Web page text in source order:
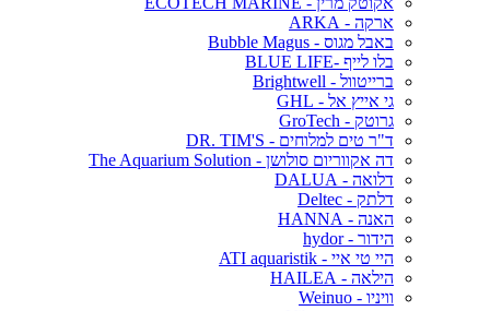
ארקה - ARKA
באבל מגוס - Bubble Magus
בלו לייף -BLUE LIFE
ברייטוול - Brightwell
גי אייץ אל - GHL
גרוטק - GroTech
ד"ר טים למלוחים - DR. TIM'S
דה אקווריום סולושן - The Aquarium Solution
דלואה - DALUA
דלתק - Deltec
האנה - HANNA
הידור - hydor
היי טי איי - ATI aquaristik
הילאה - HAILEA
וויניו - Weinuo